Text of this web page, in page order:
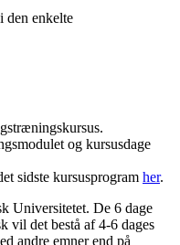
den enkelte
og kursusdage
sidste kursusprogram her.
Universitetet. De 6 dage
vil det bestå af 4-6 dages
andre emner end på